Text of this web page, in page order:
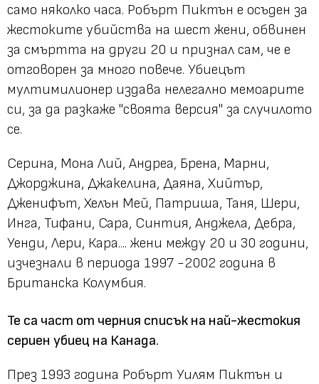
само няколко часа. Робърт Пиктън е осъден за
жестоките убийства на шест жени, обвинен
за смъртта на други 20 и признал сам, че е
отговорен за много повече. Убиецът
мултимилионер издава нелегално мемоарите
си, за да разкаже "своята версия" за случилото
се.
Серина, Мона Лий, Андреа, Брена, Марни,
Джорджина, Джакелина, Даяна, Хийтър,
Дженифът, Хелън Мей, Патриша, Таня, Шери,
Инга, Тифани, Сара, Синтия, Анджела, Дебра,
Уенди, Лери, Кара.... жени между 20 и 30 години,
изчезнали в периода 1997 -2002 година в
Британска Колумбия.
Те са част от черния списък на най-жестокия
сериен убиец на Канада.
През 1993 година Робърт Уилям Пиктън и